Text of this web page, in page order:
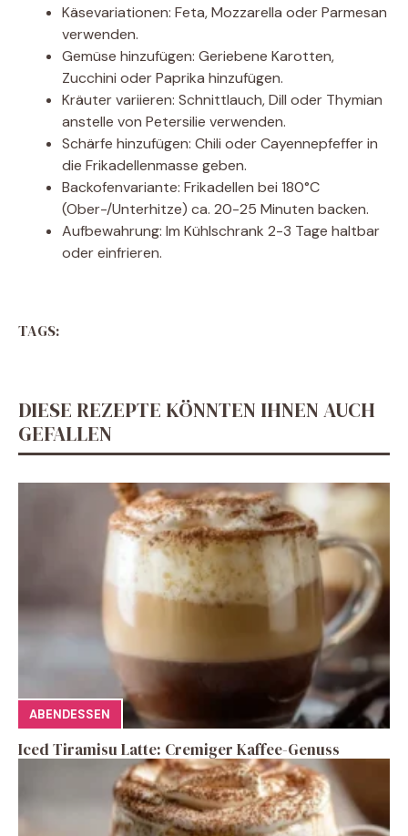
Käsevariationen: Feta, Mozzarella oder Parmesan
verwenden.
Gemüse hinzufügen: Geriebene Karotten,
Zucchini oder Paprika hinzufügen.
Kräuter variieren: Schnittlauch, Dill oder Thymian
anstelle von Petersilie verwenden.
Schärfe hinzufügen: Chili oder Cayennepfeffer in
die Frikadellenmasse geben.
Backofenvariante: Frikadellen bei 180°C
(Ober-/Unterhitze) ca. 20-25 Minuten backen.
Aufbewahrung: Im Kühlschrank 2-3 Tage haltbar
oder einfrieren.
TAGS:
DIESE REZEPTE KÖNNTEN IHNEN AUCH
GEFALLEN
ABENDESSEN
Iced Tiramisu Latte: Cremiger Kaffee-Genuss